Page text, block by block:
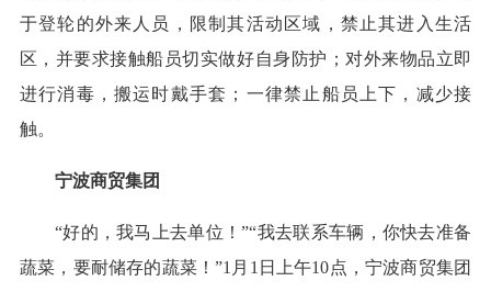
于登轮的外来人员，限制其活动区域，禁止其进入生活
区，并要求接触船员切实做好自身防护；对外来物品立即
进行消毒，搬运时戴手套；一律禁止船员上下，减少接
触。
宁波商贸集团
“好的，我马上去单位！”“我去联系车辆，你快去准备
蔬菜，要耐储存的蔬菜！”1月1日上午10点，宁波商贸集团